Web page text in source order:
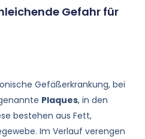
Gefahr für
Gefäßerkrankung, bei
Plaques, in den
bestehen aus Fett,
Im Verlauf verengen